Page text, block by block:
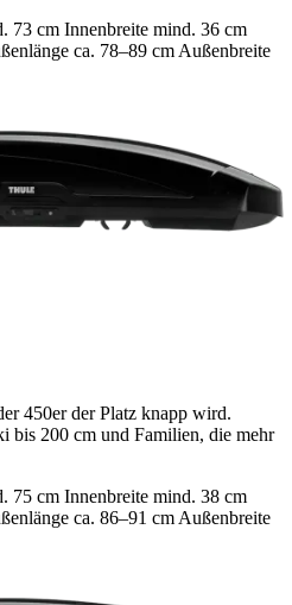
73 cm Innenbreite mind. 36 cm
ca. 78–89 cm Außenbreite
450er der Platz knapp wird.
bis 200 cm und Familien, die mehr
75 cm Innenbreite mind. 38 cm
ca. 86–91 cm Außenbreite